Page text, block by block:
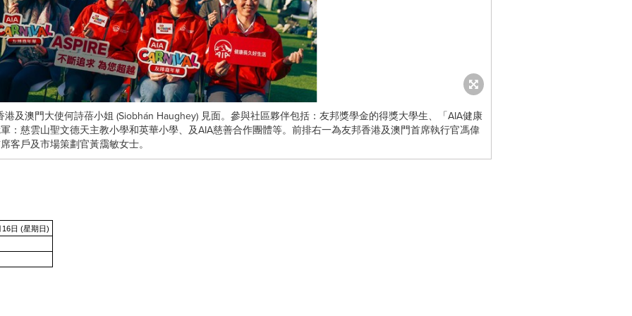
及澳門大使何詩蓓小姐 (Siobhán Haughey) 見面。參與社區夥伴包括：友邦獎學金的得獎大學生、「AIA健康
：慈雲山聖文德天主教小學和英華小學、及AIA慈善合作團體等。前排右一為友邦香港及澳門首席執行官馮偉
客戶及市場策劃官黃靄敏女士。
日 (星期日)